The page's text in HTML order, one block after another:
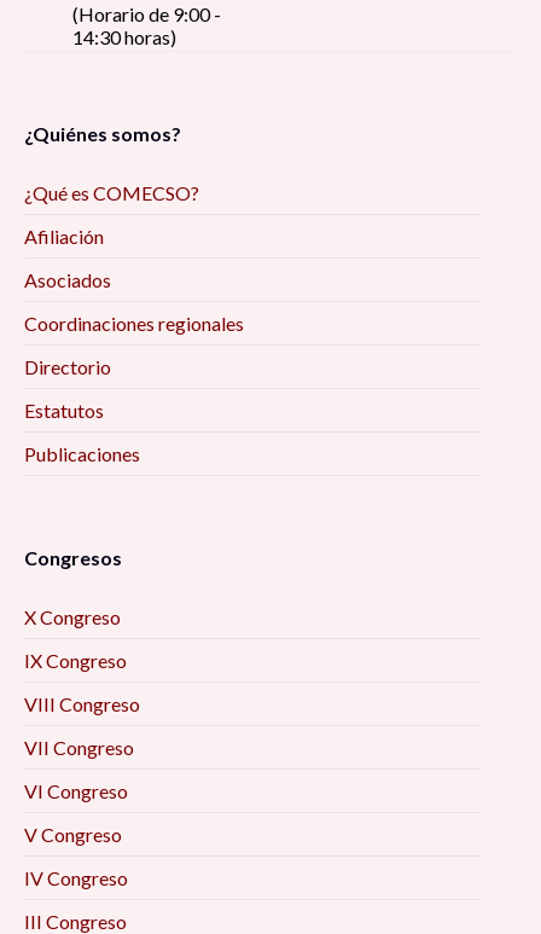
(Horario de 9:00 -
14:30 horas)
¿Quiénes somos?
¿Qué es COMECSO?
Afiliación
Asociados
Coordinaciones regionales
Directorio
Estatutos
Publicaciones
Congresos
X Congreso
IX Congreso
VIII Congreso
VII Congreso
VI Congreso
V Congreso
IV Congreso
III Congreso